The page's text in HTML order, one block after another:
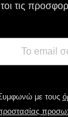
τις
με τους